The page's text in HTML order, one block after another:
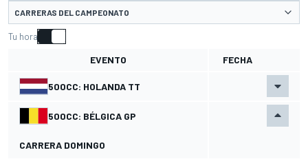
CARRERAS DEL CAMPEONATO
Tu hora
EVENTO FECHA
500CC: HOLANDA TT
500CC: BÉLGICA GP
CARRERA DOMINGO